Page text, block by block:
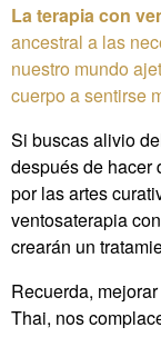
La terapia con
ancestral a las
nuestro mundo
cuerpo a sentirse
Si buscas alivio
después de hacer
por las artes
ventosaterapia
crearán un
Recuerda,
Thai, nos